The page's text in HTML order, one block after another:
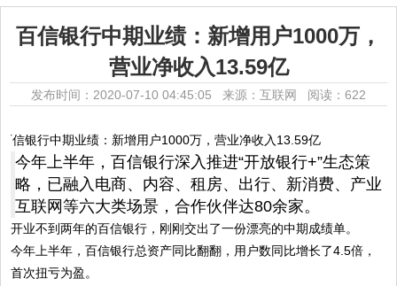
百信银行中期业绩：新增用户1000万，
营业净收入13.59亿
发布时间：2020-07-10 04:45:05 来源：互联网 阅读：622
今年上半年，百信银行深入推进“开放银行+”生态策
略，已融入电商、内容、租房、出行、新消费、产业
互联网等六大类场景，合作伙伴达80余家。
开业不到两年的百信银行，刚刚交出了一份漂亮的中期成绩单。
今年上半年，百信银行总资产同比翻翻，用户数同比增长了4.5倍，
首次扭亏为盈。